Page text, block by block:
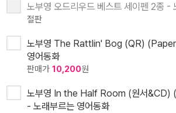
노부영 오드리우드 베스트 세이펜 2종 -
절판
노부영 The Rattlin' Bog (QR)
영어동화
판매가 10,200원
노부영 In the Half Room (원서
- 노래부르는 영어동화